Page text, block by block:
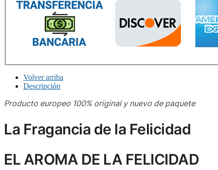
Volver arriba
Descripción
Producto europeo 100% original y nuevo de paquete
La Fragancia de la Felicidad
EL AROMA DE LA FELICIDAD